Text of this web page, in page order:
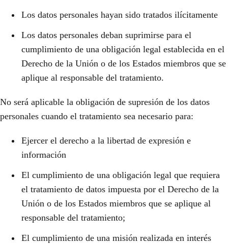
Los datos personales hayan sido tratados ilícitamente
Los datos personales deban suprimirse para el
cumplimiento de una obligación legal establecida en el
Derecho de la Unión o de los Estados miembros que se
aplique al responsable del tratamiento.
No será aplicable la obligación de supresión de los datos
personales cuando el tratamiento sea necesario para:
Ejercer el derecho a la libertad de expresión e
información
El cumplimiento de una obligación legal que requiera
el tratamiento de datos impuesta por el Derecho de la
Unión o de los Estados miembros que se aplique al
responsable del tratamiento;
El cumplimiento de una misión realizada en interés